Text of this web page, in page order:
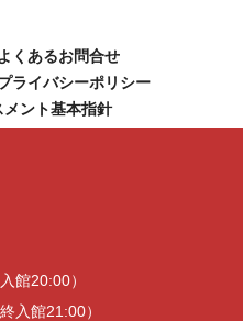
よくあるお問合せ
ライバシーポリシー
ント基本指針
館20:00）
終入館21:00）